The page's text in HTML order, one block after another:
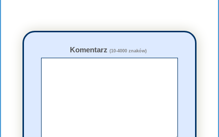
Komentarz (10-4000 znaków)